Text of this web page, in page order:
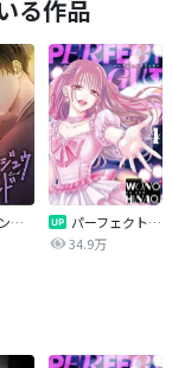
る作品
シンジュウエンド【タテヨミ】
パーフェクトグリッター
34.9万